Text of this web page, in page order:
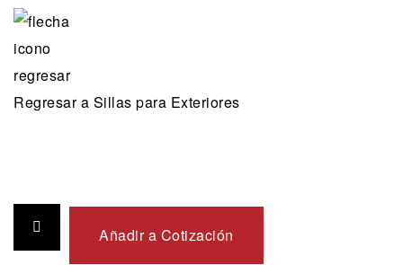
Regresar a Sillas para Exteriores
Añadir a Cotización